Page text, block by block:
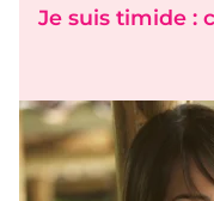
Je suis timide :